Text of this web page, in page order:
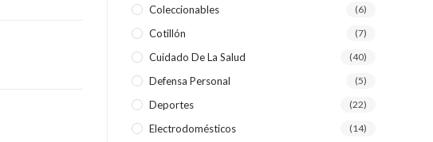
Coleccionables (6)
Cotillón (7)
Cuidado De La Salud (40)
Defensa Personal (5)
Deportes (22)
Electrodomésticos (14)